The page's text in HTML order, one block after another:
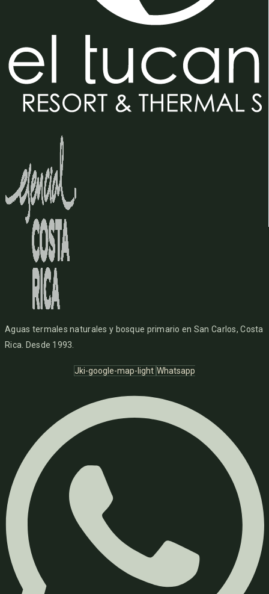
Aguas termales naturales y bosque primario en San Carlos, Costa
Rica. Desde 1993.
Jki-google-map-light Whatsapp